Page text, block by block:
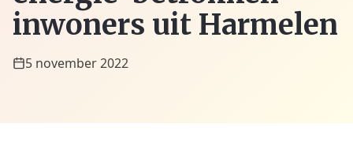
inwoners uit Harmelen
5 november 2022